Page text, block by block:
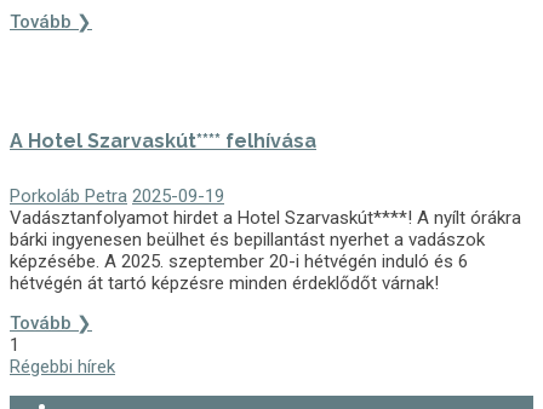
Tovább ❯
A Hotel Szarvaskút**** felhívása
Porkoláb Petra 2025-09-19
Vadásztanfolyamot hirdet a Hotel Szarvaskút****! A nyílt órákra
bárki ingyenesen beülhet és bepillantást nyerhet a vadászok
képzésébe. A 2025. szeptember 20-i hétvégén induló és 6
hétvégén át tartó képzésre minden érdeklődőt várnak!
Tovább ❯
1
Régebbi hírek